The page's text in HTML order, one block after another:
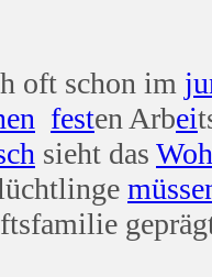
oft schon im
festen Arbei
sieht das